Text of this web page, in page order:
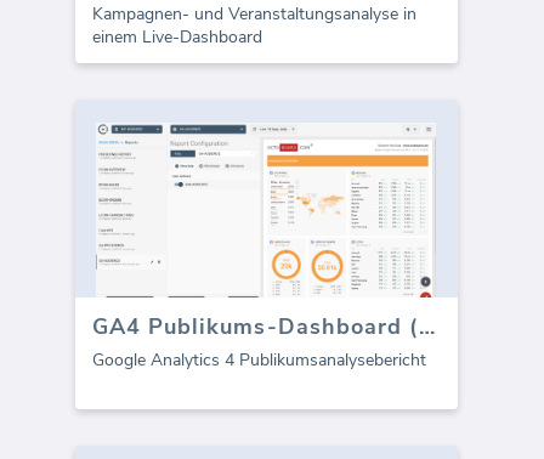
Kampagnen- und Veranstaltungsanalyse in
einem Live-Dashboard
GA4 Publikums-Dashboard (Bericht)
Google Analytics 4 Publikumsanalysebericht